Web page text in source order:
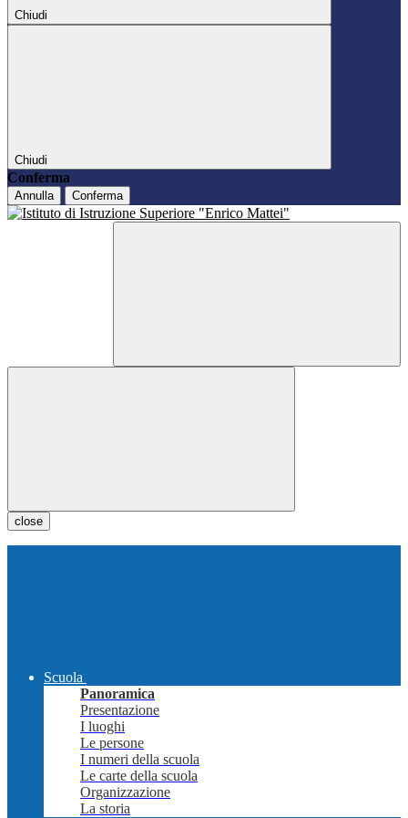
Chiudi
Chiudi
Conferma
Annulla Conferma
close
Scuola
Panoramica
Presentazione
I luoghi
Le persone
I numeri della scuola
Le carte della scuola
Organizzazione
La storia